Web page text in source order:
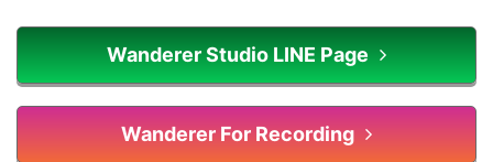
Wanderer Studio LINE Page
Wanderer For Recording